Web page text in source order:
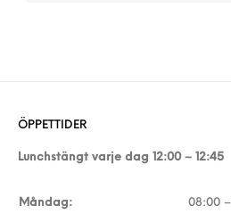
ÖPPETTIDER
Lunchstängt varje dag 12:00 – 12:45
Måndag: 08:00 –